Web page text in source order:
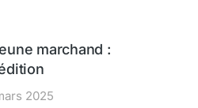
marchand :
2025